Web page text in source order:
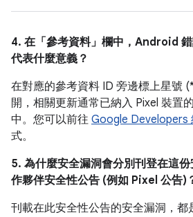
4. 在「參考資料」 欄中，Android
代表什麼意義？
在對應的參考資料 ID 旁邊標上星號
開，相關更新通常已納入 Pixel 裝置
中。您可以前往 Google Developers
式。
5. 為什麼安全漏洞會分別刊登在這
作夥伴安全性公告 (例如 Pixel 公告)
刊載在此安全性公告的安全漏洞，都